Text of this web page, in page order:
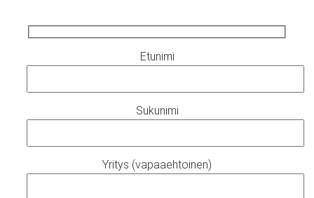
Etunimi
Sukunimi
Yritys (vapaaehtoinen)